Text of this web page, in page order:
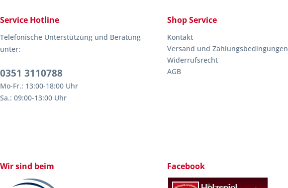
Service Hotline
Telefonische Unterstützung und Beratung
unter:
0351 3110788
Mo-Fr.: 13:00-18:00 Uhr
Sa.: 09:00-13:00 Uhr
Shop Service
Kontakt
Versand und Zahlungsbedingungen
Widerrufsrecht
AGB
Wir sind beim Facebook